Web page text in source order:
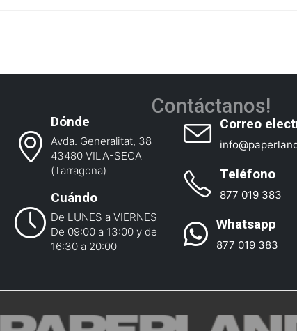
Contáctanos!
Dónde
Avda. Generalitat, 38
43480 VILA-SECA
(Tarragona)
Cuándo
De LUNES a VIERNES
De 09:00 a 13:00 y de
16:30 a 20:00
Correo
Teléfono
877 019 383
Whatsapp
877 019 383